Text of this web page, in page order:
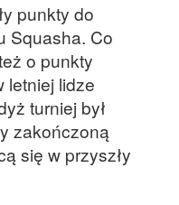
punkty do
Squasha. Co
o punkty
letniej lidze
turniej był
zakończoną
się w przyszły